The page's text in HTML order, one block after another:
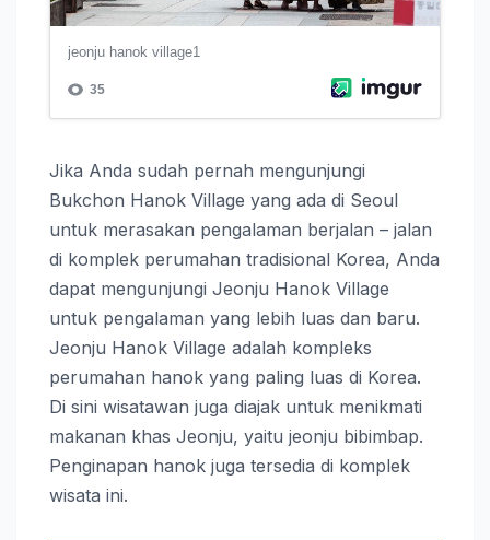
Jika Anda sudah pernah mengunjungi
Bukchon Hanok Village yang ada di Seoul
untuk merasakan pengalaman berjalan – jalan
di komplek perumahan tradisional Korea, Anda
dapat mengunjungi Jeonju Hanok Village
untuk pengalaman yang lebih luas dan baru.
Jeonju Hanok Village adalah kompleks
perumahan hanok yang paling luas di Korea.
Di sini wisatawan juga diajak untuk menikmati
makanan khas Jeonju, yaitu jeonju bibimbap.
Penginapan hanok juga tersedia di komplek
wisata ini.